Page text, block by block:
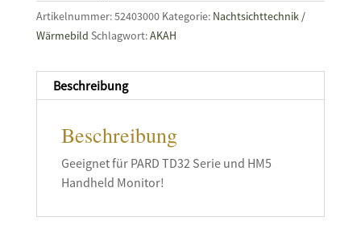
Artikelnummer:52403000 Kategorie: Nachtsichttechnik /
Wärmebild Schlagwort:AKAH
Beschreibung
Beschreibung
Geeignet für PARD TD32 Serie und HM5
Handheld Monitor!